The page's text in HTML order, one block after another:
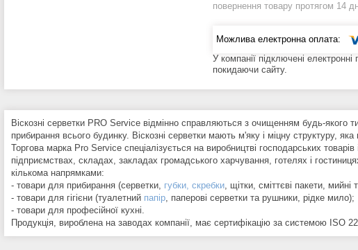
повернення товару протягом 14
У компанії підключені
покидаючи сайту.
Віскозні серветки PRO Service відмінно справляються з очищенням будь-якого
прибирання всього будинку. Віскозні серветки мають м'яку і міцну структуру,
Торгова марка Pro Service спеціалізується на виробництві господарських
підприємствах, складах, закладах громадського харчування, готелях і
кількома напрямками:
- товари для прибирання (серветки, губки, скребки, щітки, сміттєві пакети, мийні
- товари для гігієни (туалетний папір, паперові серветки та рушники, рідке мило);
- товари для професійної кухні.
Продукція, вироблена на заводах компанії, має сертифікацію за системою ISO